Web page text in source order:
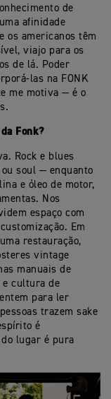
de
afinidade
os americanos têm
viajo para os
de lá. Poder
las na FONK
me motiva — é o
Fonk?
Rock e blues
soul — enquanto
e óleo de motor,
Nos
espaço com
Em
restauração,
vintage
manuais de
e cultura de
para ler
trazem sake
é
lugar é pura